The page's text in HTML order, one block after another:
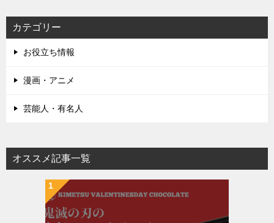
カテゴリー
お役立ち情報
漫画・アニメ
芸能人・有名人
オススメ記事一覧